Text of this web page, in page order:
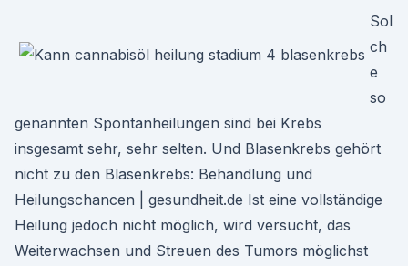
Sol
ch
e
so
genannten Spontanheilungen sind bei Krebs
insgesamt sehr, sehr selten. Und Blasenkrebs gehört
nicht zu den Blasenkrebs: Behandlung und
Heilungschancen | gesundheit.de Ist eine vollständige
Heilung jedoch nicht möglich, wird versucht, das
Weiterwachsen und Streuen des Tumors möglichst